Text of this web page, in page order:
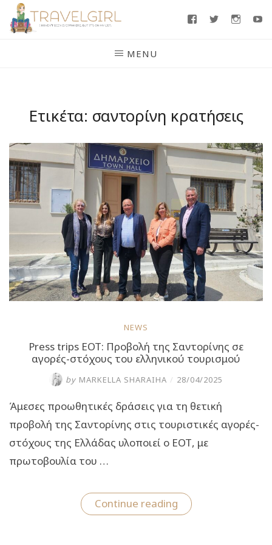
Skip
FacebookTwitter
MENU
Ετικέτα: σαντορίνη κρατήσεις
NEWS
Press trips EOT: Προβολή της Σαντορίνης σε
αγορές-στόχους του ελληνικού τουρισμού
by MARKELLA SHARAIHA / 28/04/2025
Άμεσες προωθητικές δράσεις για τη θετική
προβολή της Σαντορίνης στις τουριστικές αγορές-
στόχους της Ελλάδας υλοποιεί ο ΕΟΤ, με
πρωτοβουλία του …
Continue reading“Press
trips